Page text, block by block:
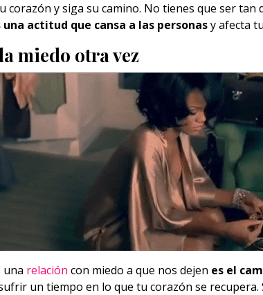
corazón y siga su camino. No tienes que ser
una actitud que cansa a las personasy afecta
miedo otra vez
una relación con miedo a que nos dejen es el
un tiempo en lo que tu corazón se